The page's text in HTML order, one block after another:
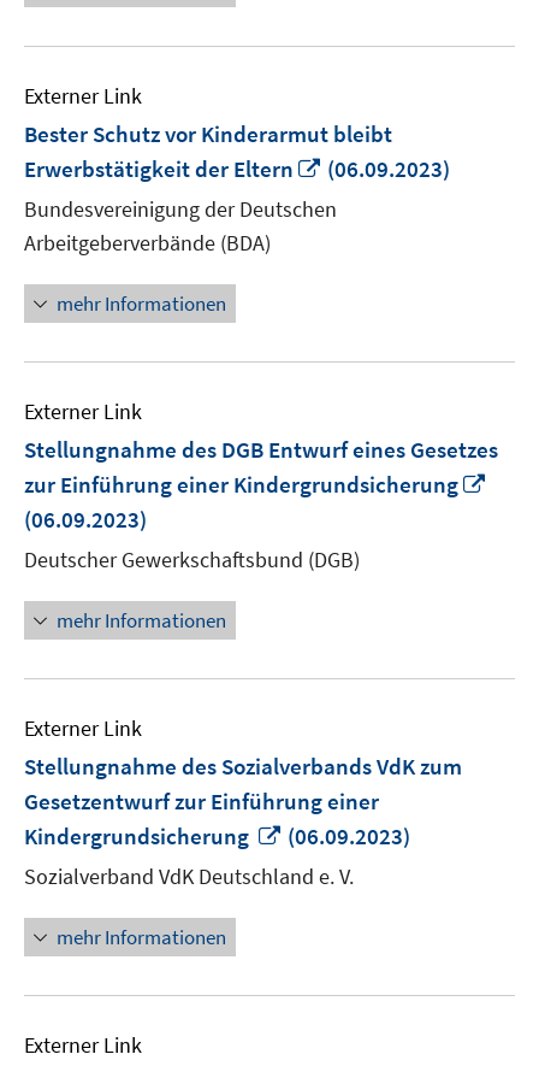
Externer Link
Bester Schutz vor Kinderarmut bleibt
Erwerbstätigkeit der Eltern
In
Fenster
(06.09.2023)
Bundesvereinigung der Deutschen
Arbeitgeberverbände (BDA)
mehr Informationen
Externer Link
Stellungnahme des DGB Entwurf eines Gesetzes
zur Einführung einer Kindergrundsicherung
(06.09.2023)
Deutscher Gewerkschaftsbund (DGB)
mehr Informationen
Externer Link
Stellungnahme des Sozialverbands VdK zum
Gesetzentwurf zur Einführung einer
Kindergrundsicherung
In
neuem
Fenster
(06.09.2023)
Sozialverband VdK Deutschland e. V.
mehr Informationen
Externer Link